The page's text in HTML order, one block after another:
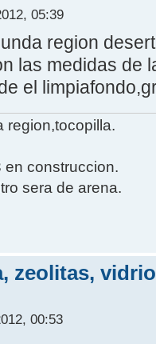
05:39
region
las medidas de
el
region,tocopilla.
construccion.
sera de arena.
zeolitas,
00:53